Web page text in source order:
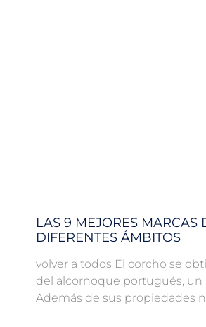
LAS 9 MEJORES MARCAS
DIFERENTES ÁMBITOS
volver a todos El corcho se
del alcornoque portugués, un
Además de sus propiedades